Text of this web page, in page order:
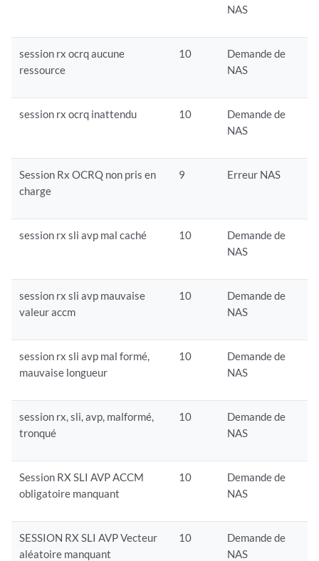
NAS
session rx ocrq aucune
ressource
10
Demande de
NAS
session rx ocrq inattendu 10
Demande de
NAS
Session Rx OCRQ non pris en
charge
9 Erreur NAS
session rx sli avp mal caché 10
Demande de
NAS
session rx sli avp mauvaise
valeur accm
10
Demande de
NAS
session rx sli avp mal formé,
mauvaise longueur
10
Demande de
NAS
session rx, sli, avp, malformé,
tronqué
10
Demande de
NAS
Session RX SLI AVP ACCM
obligatoire manquant
10
Demande de
NAS
SESSION RX SLI AVP Vecteur
aléatoire manquant
10
Demande de
NAS